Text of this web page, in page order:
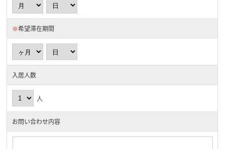
※希望滞在期間
入居人数
人
お問い合わせ内容